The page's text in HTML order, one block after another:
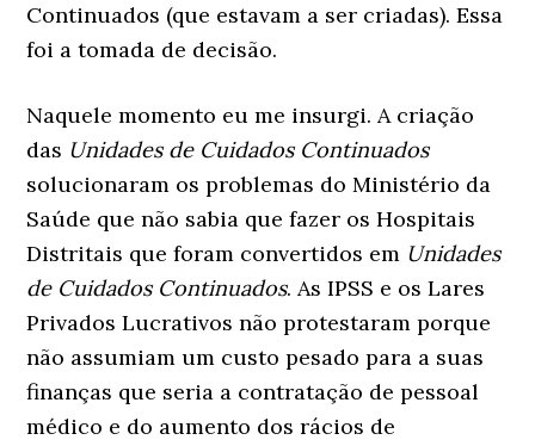
Continuados (que estavam a ser criadas). Essa
foi a tomada de decisão.
Naquele momento eu me insurgi. A criação
das Unidades de Cuidados Continuados
solucionaram os problemas do Ministério da
Saúde que não sabia que fazer os Hospitais
Distritais que foram convertidos em Unidades
de Cuidados Continuados. As IPSS e os Lares
Privados Lucrativos não protestaram porque
não assumiam um custo pesado para a suas
finanças que seria a contratação de pessoal
médico e do aumento dos rácios de